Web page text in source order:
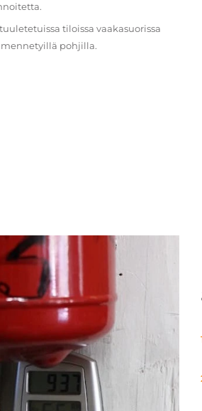
tiloissa vaakasuorissa
pohjilla.